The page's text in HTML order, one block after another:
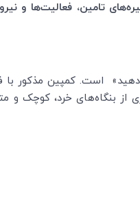
تامین، فعالیت‌ها و
است. کمپین مذکور با
از بنگاه‌های خرد، کوچک و